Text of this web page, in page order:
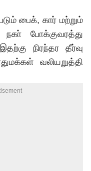
பைக், கார் மற்றும்
போக்குவரத்து
நிரந்தர தீர்வு
வலியறுத்தி